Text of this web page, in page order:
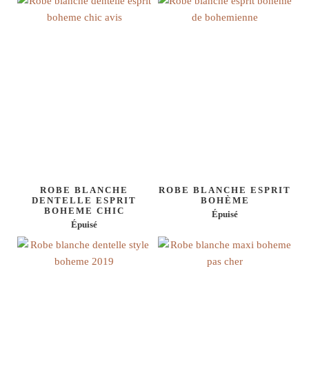
ROBE BLANCHE
DENTELLE ESPRIT
BOHEME CHIC
Épuisé
ROBE BLANCHE ESPRIT
BOHÈME
Épuisé